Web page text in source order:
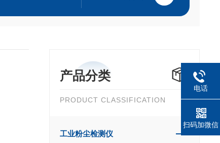
产品分类
PRODUCT CLASSIFICATION
工业粉尘检测仪
电话
扫码加微信